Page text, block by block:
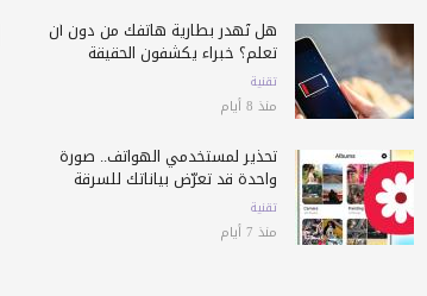
هل تُهدر بطارية هاتفك من دون أن
تعلم؟ خبراء يكشفون الحقيقة
تقنية
منذ 8 أيام
تحذير لمستخدمي الهواتف.. صورة
واحدة قد تعرّض بياناتك للسرقة
تقنية
منذ 7 أيام